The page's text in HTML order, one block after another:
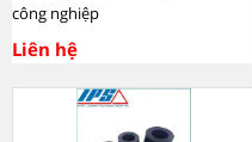
công nghiệp
Liên hệ